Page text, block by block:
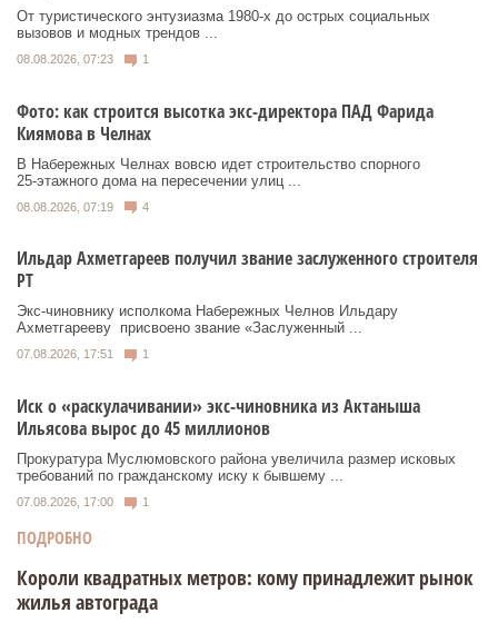
От туристического энтузиазма 1980‑х до острых социальных
вызовов и модных трендов ...
08.08.2026, 07:23 1
Фото: как строится высотка экс-директора ПАД Фарида
Киямова в Челнах
В Набережных Челнах вовсю идет строительство спорного
25‑этажного дома на пересечении улиц ...
08.08.2026, 07:19 4
Ильдар Ахметгареев получил звание заслуженного строителя
РТ
Экс‑чиновнику исполкома Набережных Челнов Ильдару
Ахметгарееву присвоено звание «Заслуженный ...
07.08.2026, 17:51 1
Иск о «раскулачивании» экс-чиновника из Актаныша
Ильясова вырос до 45 миллионов
Прокуратура Муслюмовского района увеличила размер исковых
требований по гражданскому иску к бывшему ...
07.08.2026, 17:00 1
ПОДРОБНО
Короли квадратных метров: кому принадлежит рынок
жилья автограда